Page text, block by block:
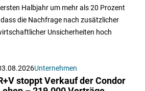
Halbjahr um mehr als 20 Prozent
dass die Nachfrage nach zusätzlicher
Unsicherheiten hoch
Unternehmen
stoppt Verkauf der Condor